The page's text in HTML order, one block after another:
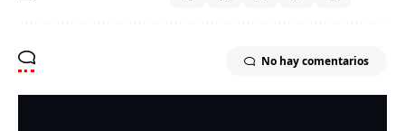
No hay comentarios